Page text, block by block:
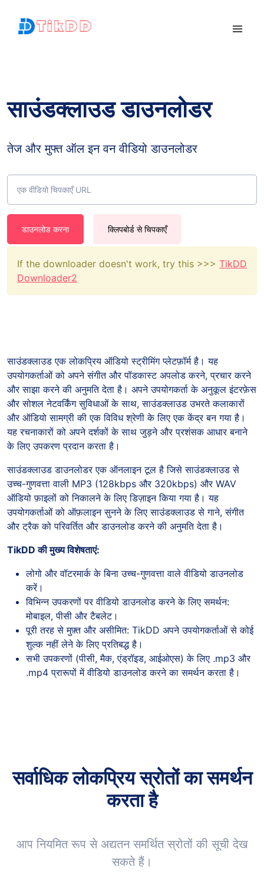
साउंडक्लाउड डाउनलोडर
तेज और मुफ्त ऑल इन वन वीडियो डाउनलोडर
डाउनलोड करना क्लिपबोर्ड से चिपकाएँ
If the downloader doesn't work, try this >>> TikDD
Downloader2
साउंडक्लाउड एक लोकप्रिय ऑडियो स्ट्रीमिंग प्लेटफ़ॉर्म है। यह
उपयोगकर्ताओं को अपने संगीत और पॉडकास्ट अपलोड करने, प्रचार करने
और साझा करने की अनुमति देता है। अपने उपयोगकर्ता के अनुकूल इंटरफ़ेस
और सोशल नेटवर्किंग सुविधाओं के साथ, साउंडक्लाउड उभरते कलाकारों
और ऑडियो सामग्री की एक विविध श्रेणी के लिए एक केंद्र बन गया है।
यह रचनाकारों को अपने दर्शकों के साथ जुड़ने और प्रशंसक आधार बनाने
के लिए उपकरण प्रदान करता है।
साउंडक्लाउड डाउनलोडर एक ऑनलाइन टूल है जिसे साउंडक्लाउड से
उच्च-गुणवत्ता वाली MP3 (128kbps और 320kbps) और WAV
ऑडियो फ़ाइलों को निकालने के लिए डिज़ाइन किया गया है। यह
उपयोगकर्ताओं को ऑफ़लाइन सुनने के लिए साउंडक्लाउड से गाने, संगीत
और ट्रैक को परिवर्तित और डाउनलोड करने की अनुमति देता है।
TikDD की मुख्य विशेषताएं:
लोगो और वॉटरमार्क के बिना उच्च-गुणवत्ता वाले वीडियो डाउनलोड
करें।
विभिन्न उपकरणों पर वीडियो डाउनलोड करने के लिए समर्थन:
मोबाइल, पीसी और टैबलेट।
पूरी तरह से मुफ़्त और असीमित: TikDD अपने उपयोगकर्ताओं से कोई
शुल्क नहीं लेने के लिए प्रतिबद्ध है।
सभी उपकरणों (पीसी, मैक, एंड्रॉइड, आईओएस) के लिए .mp3 और
.mp4 प्रारूपों में वीडियो डाउनलोड करने का समर्थन करता है।
सर्वाधिक लोकप्रिय स्रोतों का समर्थन
करता है
आप नियमित रूप से अद्यतन समर्थित स्रोतों की सूची देख
सकते हैं।